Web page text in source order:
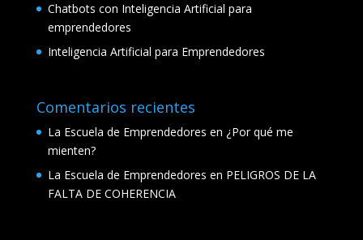
Chatbots con Inteligencia Artificial para
emprendedores
Inteligencia Artificial para Emprendedores
Comentarios recientes
La Escuela de Emprendedores en ¿Por qué me
mienten?
La Escuela de Emprendedores en PELIGROS DE LA
FALTA DE COHERENCIA